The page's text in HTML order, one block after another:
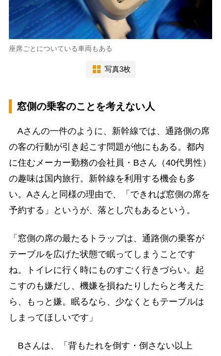
座席ごとについている車両もある
写真3枚
窓側の乗客のことを考えない人
Aさんの一件のように、新幹線では、通路側の席
の客の行動が引き起こす問題が他にもある。都内
に住むメーカー勤務の会社員・Bさん（40代男性）
の趣味は国内旅行。新幹線を利用する機会も多
い。Aさんと同様の理由で、「できれば窓側の席を
予約する」というが、落とし穴もあるという。
「窓側の席の最たるトラップは、通路側の乗客が
テーブルを広げた状態で眠ってしまうことです
ね。トイレに行く時にものすごく行きづらい。起
こすのも嫌だし、機嫌を損ねたりしたらと考えた
ら、もっと嫌。眠るなら、少なくともテーブルは
しまってほしいです」
Bさんは、「背もたれを倒す・倒さない以上